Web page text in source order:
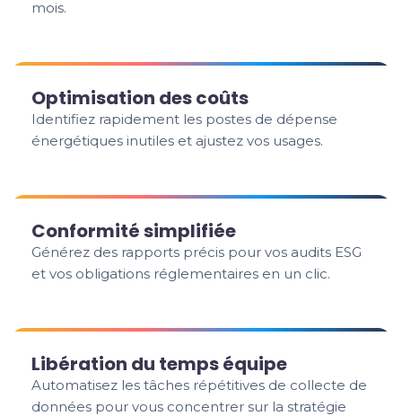
mois.
Optimisation des coûts
Identifiez rapidement les postes de dépense
énergétiques inutiles et ajustez vos usages.
Conformité simplifiée
Générez des rapports précis pour vos audits ESG
et vos obligations réglementaires en un clic.
Libération du temps équipe
Automatisez les tâches répétitives de collecte de
données pour vous concentrer sur la stratégie